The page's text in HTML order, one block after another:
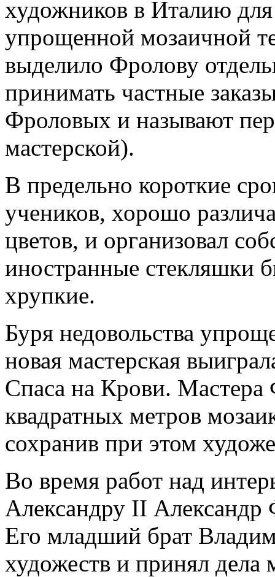
художников в Италию
упрощенной мозаичной
выделило Фролову
принимать частные
Фроловых и называют
мастерской).
В предельно короткие
учеников, хорошо
цветов, и организовал
иностранные стекляшки
хрупкие.
Буря недовольства
новая мастерская
Спаса на Крови.
квадратных метров
сохранив при этом
Во время работ над
Александру II
Его младший брат
художеств и принял дела